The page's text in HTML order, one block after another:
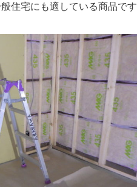
住宅にも適している商品で